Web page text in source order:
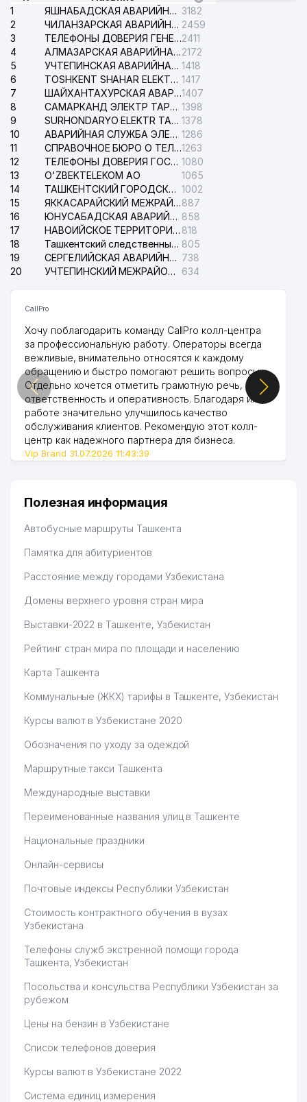
1
ЯШНАБАДСКАЯ АВАРИЙНАЯ СЛУЖБА ЭЛЕКТРОСЕТИ 3182
2
ЧИЛАНЗАРСКАЯ АВАРИЙНАЯ СЛУЖБА ЭЛЕКТРОСЕТИ 2459
3
ТЕЛЕФОНЫ ДОВЕРИЯ ГЕНЕРАЛЬНОЙ ПРОКУРАТУРЫ РЕСПУБЛИКИ УЗБЕКИСТАН2411
4
АЛМАЗАРСКАЯ АВАРИЙНАЯ СЛУЖБА ЭЛЕКТРОСЕТИ2172
5
УЧТЕПИНСКАЯ АВАРИЙНАЯ СЛУЖБА ЭЛЕКТРОСЕТИ 1418
6
TOSHKENT SHAHAR ELEKTR TARMOQLARI KORXONASI АО 1417
7
ШАЙХАНТАХУРСКАЯ АВАРИЙНАЯ СЛУЖБА ЭЛЕКТРОСЕТИ1407
8
САМАРКАНД ЭЛЕКТР ТАРМОКЛАРИ АО 1398
9
SURHONDARYO ELEKTR TARMOKLARI АО 1378
10
АВАРИЙНАЯ СЛУЖБА ЭЛЕКТРОСЕТИ ТАШКЕНТСКОГО РАЙОНА 1286
11
СПРАВОЧНОЕ БЮРО О ТЕЛЕФОНАХ ОРГАНИЗАЦИЙ г. ТАШКЕНТА1263
12
ТЕЛЕФОНЫ ДОВЕРИЯ ГОСУДАРСТВЕННОГО ЦЕНТРА ТЕСТИРОВАНИЯ 1080
13
O'ZBEKTELEKOM АО
1065
14
ТАШКЕНТСКИЙ ГОРОДСКОЙ СУД ПО ГРАЖДАНСКИМ ДЕЛАМ 1002
15
ЯККАСАРАЙСКИЙ МЕЖРАЙОННЫЙ СУД ПО ГРАЖДАНСКИМ ДЕЛАМ887
16
ЮНУСАБАДСКАЯ АВАРИЙНАЯ СЛУЖБА ЭЛЕКТРОСЕТИ 858
17
НАВОИЙСКОЕ ТЕРРИТОРИАЛЬНОЕ ПРЕДПРИЯТИЕ ЭЛЕКТРОСЕТИ АО 818
18
Ташкентский следственный изолятор 805
19
СЕРГЕЛИЙСКАЯ АВАРИЙНАЯ СЛУЖБА ЭЛЕКТРОСЕТИ 738
20
УЧТЕПИНСКИЙ МЕЖРАЙОННЫЙ СУД ПО ГРАЖДАНСКИМ ДЕЛАМ 634
CallPro
Хочу поблагодарить команду CallPro колл-центра
за профессиональную работу. Операторы всегда
вежливые, внимательно относятся к каждому
обращению и быстро помогают решить вопросы.
Отдельно хочется отметить грамотную речь,
ответственность и оперативность. Благодаря их
работе значительно улучшилось качество
обслуживания клиентов. Рекомендую этот колл-
центр как надежного партнера для бизнеса.
Vip Brand 31.07.2026 11:43:39
Полезная информация
Автобусные маршруты Ташкента
Памятка для абитуриентов
Расстояние между городами Узбекистана
Домены верхнего уровня стран мира
Выставки-2022 в Ташкенте, Узбекистан
Рейтинг стран мира по площади и населению
Карта Ташкента
Коммунальные (ЖКХ) тарифы в Ташкенте, Узбекистан
Курсы валют в Узбекистане 2020
Обозначения по уходу за одеждой
Маршрутные такси Ташкента
Международные выставки
Переименованные названия улиц в Ташкенте
Национальные праздники
Онлайн-сервисы
Почтовые индексы Республики Узбекистан
Стоимость контрактного обучения в вузах
Узбекистана
Телефоны служб экстренной помощи города
Ташкента, Узбекистан
Посольства и консульства Республики Узбекистан за
рубежом
Цены на бензин в Узбекистане
Список телефонов доверия
Курсы валют в Узбекистане 2022
Система единиц измерения